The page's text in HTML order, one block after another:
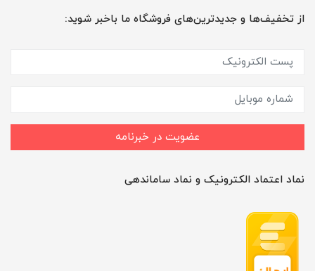
از تخفیف‌ها و جدیدترین‌های فروشگاه ما باخبر شوید:
عضویت در خبرنامه
نماد اعتماد الکترونیک و نماد ساماندهی